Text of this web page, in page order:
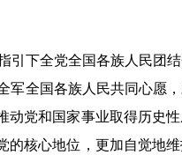
下全党全国各族人民团
军全国各族人民共同心愿
动党和国家事业取得历史
的核心地位，更加自觉地